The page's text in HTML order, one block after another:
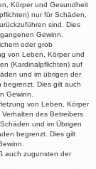
Körper und Gesundheit
nur für Schäden,
sind. Dies
Gewinn.
oder grob
von Leben, Körper und
(Kardinalpflichten) auf
und im übrigen der
begrenzt. Dies gilt auch
Gewinn.
von Leben, Körper
des Betreibers
und im Übrigen
begrenzt. Dies gilt
auch zugunsten der